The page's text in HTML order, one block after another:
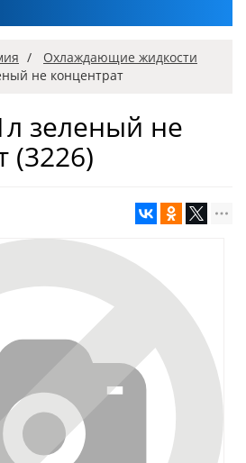
Охлаждающие жидкости
не концентрат
зеленый не
(3226)